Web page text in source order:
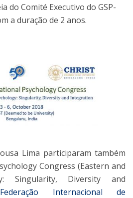
do Comité Executivo do GSP-
a duração de 2 anos.
Lima participaram também
Congress (Eastern and
Singularity, Diversity and
Federação Internacional de